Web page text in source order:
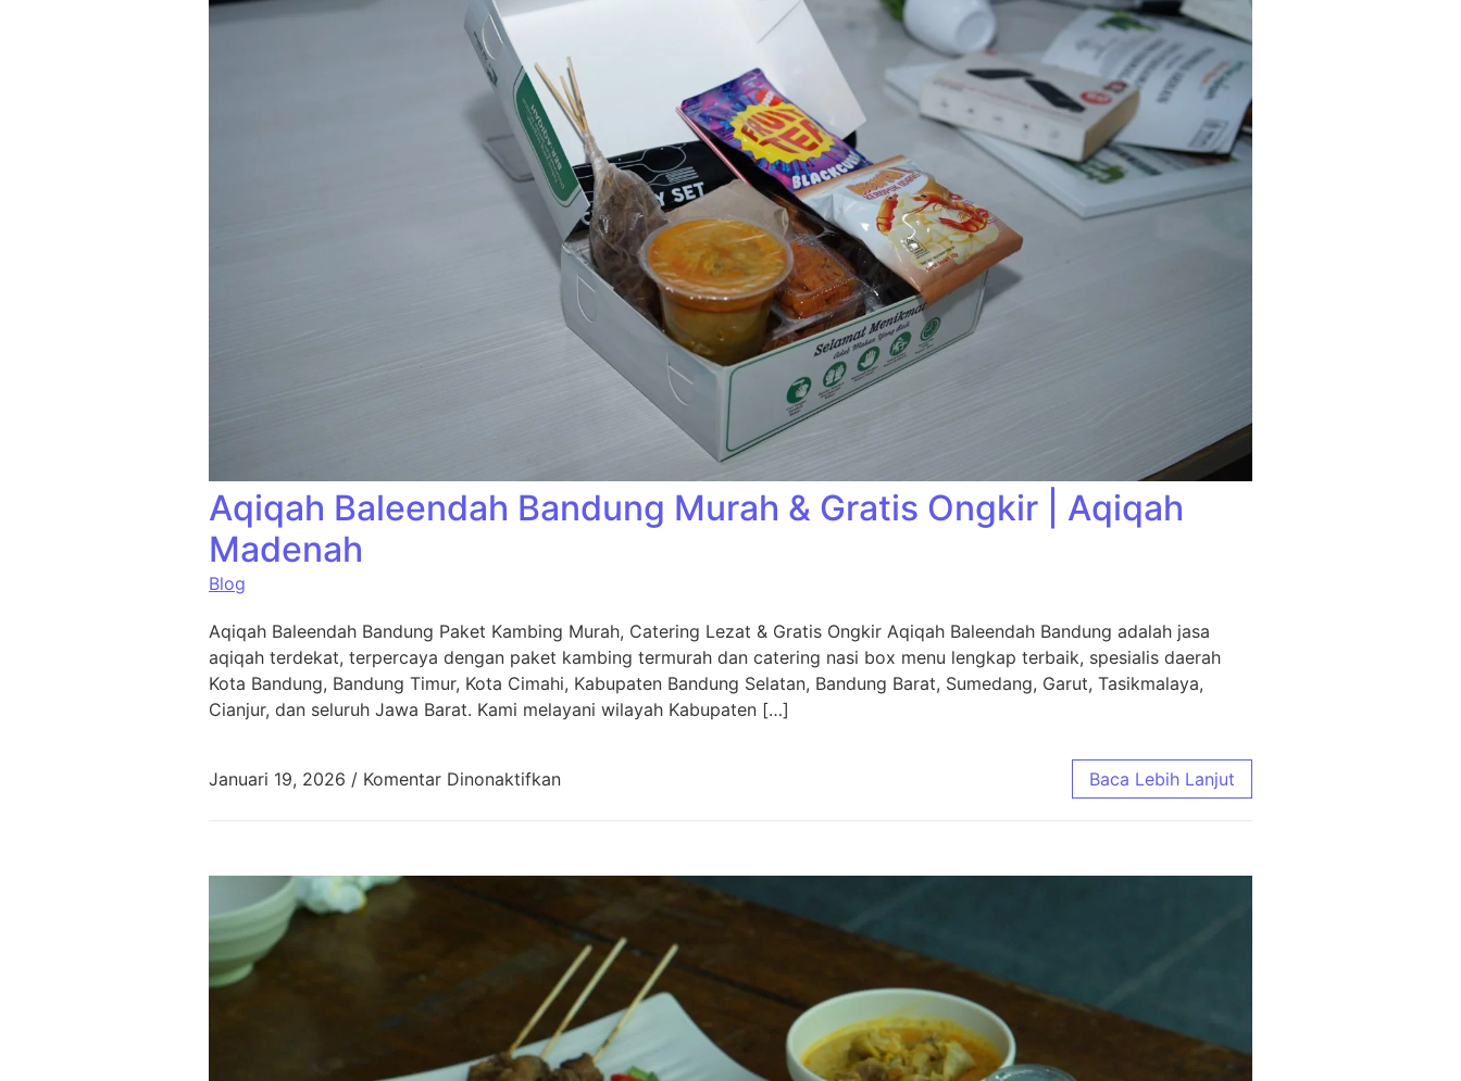
Aqiqah Baleendah Bandung Murah & Gratis Ongkir | Aqiqah
Madenah
Blog
Aqiqah Baleendah Bandung Paket Kambing Murah, Catering Lezat & Gratis Ongkir Aqiqah Baleendah Bandung adalah jasa
aqiqah terdekat, terpercaya dengan paket kambing termurah dan catering nasi box menu lengkap terbaik, spesialis daerah
Kota Bandung, Bandung Timur, Kota Cimahi, Kabupaten Bandung Selatan, Bandung Barat, Sumedang, Garut, Tasikmalaya,
Cianjur, dan seluruh Jawa Barat. Kami melayani wilayah Kabupaten […]
Januari 19, 2026 / Komentar Dinonaktifkanpada Aqiqah Baleendah Bandung Murah & Gratis Ongkir | Aqiqah Madenah
Baca Lebih Lanjut